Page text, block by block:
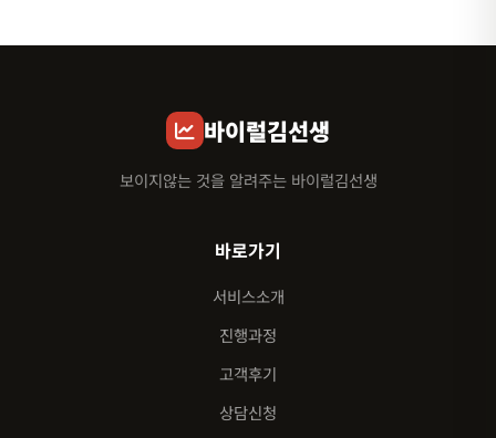
바이럴김선생
보이지않는 것을 알려주는 바이럴김선생
바로가기
서비스소개
진행과정
고객후기
상담신청